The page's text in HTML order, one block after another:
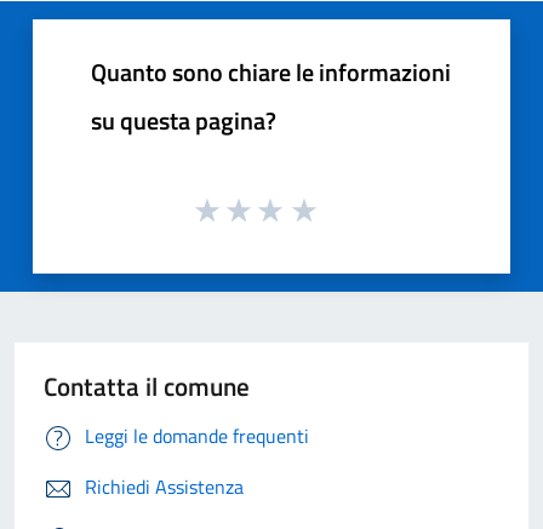
Quanto sono chiare le informazioni
su questa pagina?
Contatta il comune
Leggi le domande frequenti
Richiedi Assistenza